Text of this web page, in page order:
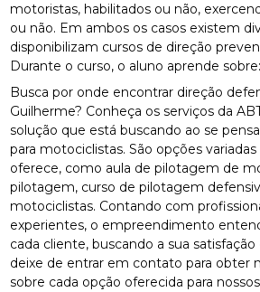
motoristas, habilitados ou não,
ou não. Em ambos os casos existem
disponibilizam cursos de direção
Durante o curso, o aluno aprende sobre:
Busca por onde encontrar direção
Guilherme? Conheça os serviços da
solução que está buscando ao se
para motociclistas. São opções
oferece, como aula de pilotagem de
pilotagem, curso de pilotagem
motociclistas. Contando com
experientes, o empreendimento
cada cliente, buscando a sua
deixe de entrar em contato para obter
sobre cada opção oferecida para